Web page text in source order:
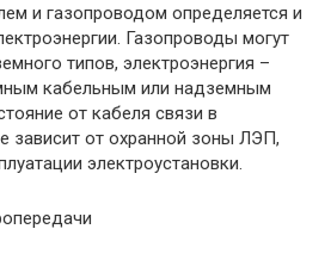
и газопроводом определяется и
Газопроводы могут
типов, электроэнергия –
кабельным или надземным
от кабеля связи в
зависит от охранной зоны ЛЭП,
электроустановки.